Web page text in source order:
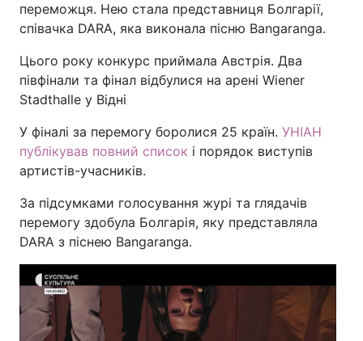
переможця. Нею стала представниця Болгарії,
співачка DARA, яка виконала пісню Bangaranga.
Цього року конкурс приймала Австрія. Два
півфінали та фінал відбулися на арені Wiener
Stadthalle у Відні
У фіналі за перемогу боролися 25 країн. УНІАН
публікував повний список і порядок виступів
артистів-учасників.
За підсумками голосування журі та глядачів
перемогу здобула Болгарія, яку представляла
DARA з піснею Bangaranga.